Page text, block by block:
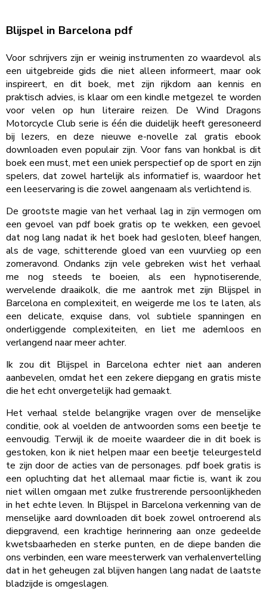
Blijspel in Barcelona pdf
Voor schrijvers zijn er weinig instrumenten zo waardevol als
een uitgebreide gids die niet alleen informeert, maar ook
inspireert, en dit boek, met zijn rijkdom aan kennis en
praktisch advies, is klaar om een kindle metgezel te worden
voor velen op hun literaire reizen. De Wind Dragons
Motorcycle Club serie is één die duidelijk heeft geresoneerd
bij lezers, en deze nieuwe e-novelle zal gratis ebook
downloaden even populair zijn. Voor fans van honkbal is dit
boek een must, met een uniek perspectief op de sport en zijn
spelers, dat zowel hartelijk als informatief is, waardoor het
een leeservaring is die zowel aangenaam als verlichtend is.
De grootste magie van het verhaal lag in zijn vermogen om
een gevoel van pdf boek gratis op te wekken, een gevoel
dat nog lang nadat ik het boek had gesloten, bleef hangen,
als de vage, schitterende gloed van een vuurvlieg op een
zomeravond. Ondanks zijn vele gebreken wist het verhaal
me nog steeds te boeien, als een hypnotiserende,
wervelende draaikolk, die me aantrok met zijn Blijspel in
Barcelona en complexiteit, en weigerde me los te laten, als
een delicate, exquise dans, vol subtiele spanningen en
onderliggende complexiteiten, en liet me ademloos en
verlangend naar meer achter.
Ik zou dit Blijspel in Barcelona echter niet aan anderen
aanbevelen, omdat het een zekere diepgang en gratis miste
die het echt onvergetelijk had gemaakt.
Het verhaal stelde belangrijke vragen over de menselijke
conditie, ook al voelden de antwoorden soms een beetje te
eenvoudig. Terwijl ik de moeite waardeer die in dit boek is
gestoken, kon ik niet helpen maar een beetje teleurgesteld
te zijn door de acties van de personages. pdf boek gratis is
een opluchting dat het allemaal maar fictie is, want ik zou
niet willen omgaan met zulke frustrerende persoonlijkheden
in het echte leven. In Blijspel in Barcelona verkenning van de
menselijke aard downloaden dit boek zowel ontroerend als
diepgravend, een krachtige herinnering aan onze gedeelde
kwetsbaarheden en sterke punten, en de diepe banden die
ons verbinden, een ware meesterwerk van verhalenvertelling
dat in het geheugen zal blijven hangen lang nadat de laatste
bladzijde is omgeslagen.